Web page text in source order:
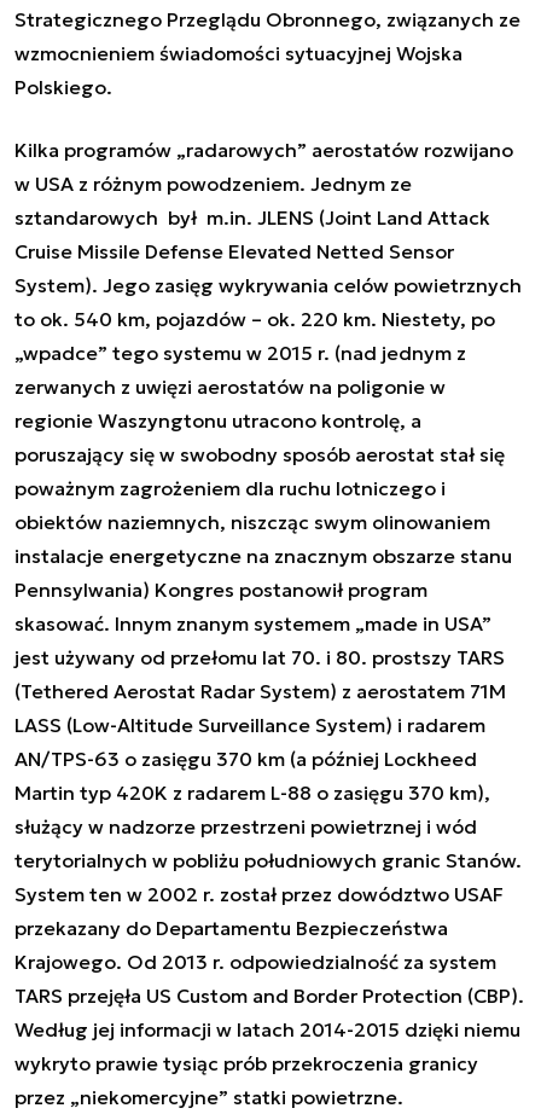
Strategicznego Przeglądu Obronnego, związanych ze
wzmocnieniem świadomości sytuacyjnej Wojska
Polskiego.
Kilka programów „radarowych” aerostatów rozwijano
w USA z różnym powodzeniem. Jednym ze
sztandarowych był m.in. JLENS (Joint Land Attack
Cruise Missile Defense Elevated Netted Sensor
System). Jego zasięg wykrywania celów powietrznych
to ok. 540 km, pojazdów – ok. 220 km. Niestety, po
„wpadce” tego systemu w 2015 r. (nad jednym z
zerwanych z uwięzi aerostatów na poligonie w
regionie Waszyngtonu utracono kontrolę, a
poruszający się w swobodny sposób aerostat stał się
poważnym zagrożeniem dla ruchu lotniczego i
obiektów naziemnych, niszcząc swym olinowaniem
instalacje energetyczne na znacznym obszarze stanu
Pennsylwania) Kongres postanowił program
skasować. Innym znanym systemem „made in USA”
jest używany od przełomu lat 70. i 80. prostszy TARS
(Tethered Aerostat Radar System) z aerostatem 71M
LASS (Low-Altitude Surveillance System) i radarem
AN/TPS-63 o zasięgu 370 km (a później Lockheed
Martin typ 420K z radarem L-88 o zasięgu 370 km),
służący w nadzorze przestrzeni powietrznej i wód
terytorialnych w pobliżu południowych granic Stanów.
System ten w 2002 r. został przez dowództwo USAF
przekazany do Departamentu Bezpieczeństwa
Krajowego. Od 2013 r. odpowiedzialność za system
TARS przejęła US Custom and Border Protection (CBP).
Według jej informacji w latach 2014-2015 dzięki niemu
wykryto prawie tysiąc prób przekroczenia granicy
przez „niekomercyjne” statki powietrzne.